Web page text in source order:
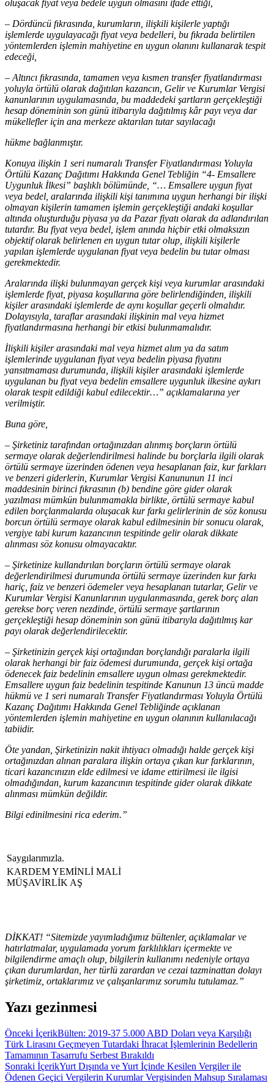
oluşacak fiyat veya bedele uygun olmasını ifade ettiği,
– Dördüncü fıkrasında, kurumların, ilişkili kişilerle yaptığı
işlemlerde uygulayacağı fiyat veya bedelleri, bu fıkrada belirtilen
yöntemlerden işlemin mahiyetine en uygun olanını kullanarak tespit
edeceği,
– Altıncı fıkrasında, tamamen veya kısmen transfer fiyatlandırması
yoluyla örtülü olarak dağıtılan kazancın, Gelir ve Kurumlar Vergisi
kanunlarının uygulamasında, bu maddedeki şartların gerçekleştiği
hesap döneminin son günü itibarıyla dağıtılmış kâr payı veya dar
mükellefler için ana merkeze aktarılan tutar sayılacağı
hükme bağlanmıştır.
Konuya ilişkin 1 seri numaralı Transfer Fiyatlandırması Yoluyla
Örtülü Kazanç Dağıtımı Hakkında Genel Tebliğin “4- Emsallere
Uygunluk İlkesi” başlıklı bölümünde, “… Emsallere uygun fiyat
veya bedel, aralarında ilişkili kişi tanımına uygun herhangi bir ilişki
olmayan kişilerin tamamen işlemin gerçekleştiği andaki koşullar
altında oluşturduğu piyasa ya da Pazar fiyatı olarak da adlandırılan
tutardır. Bu fiyat veya bedel, işlem anında hiçbir etki olmaksızın
objektif olarak belirlenen en uygun tutar olup, ilişkili kişilerle
yapılan işlemlerde uygulanan fiyat veya bedelin bu tutar olması
gerekmektedir.
Aralarında ilişki bulunmayan gerçek kişi veya kurumlar arasındaki
işlemlerde fiyat, piyasa koşullarına göre belirlendiğinden, ilişkili
kişiler arasındaki işlemlerde de aynı koşullar geçerli olmalıdır.
Dolayısıyla, taraflar arasındaki ilişkinin mal veya hizmet
fiyatlandırmasına herhangi bir etkisi bulunmamalıdır.
İlişkili kişiler arasındaki mal veya hizmet alım ya da satım
işlemlerinde uygulanan fiyat veya bedelin piyasa fiyatını
yansıtmaması durumunda, ilişkili kişiler arasındaki işlemlerde
uygulanan bu fiyat veya bedelin emsallere uygunluk ilkesine aykırı
olarak tespit edildiği kabul edilecektir…” açıklamalarına yer
verilmiştir.
Buna göre,
– Şirketiniz tarafından ortağınızdan alınmış borçların örtülü
sermaye olarak değerlendirilmesi halinde bu borçlarla ilgili olarak
örtülü sermaye üzerinden ödenen veya hesaplanan faiz, kur farkları
ve benzeri giderlerin, Kurumlar Vergisi Kanununun 11 inci
maddesinin birinci fıkrasının (b) bendine göre gider olarak
yazılması mümkün bulunmamakla birlikte, örtülü sermaye kabul
edilen borçlanmalarda oluşacak kur farkı gelirlerinin de söz konusu
borcun örtülü sermaye olarak kabul edilmesinin bir sonucu olarak,
vergiye tabi kurum kazancının tespitinde gelir olarak dikkate
alınması söz konusu olmayacaktır.
– Şirketinize kullandırılan borçların örtülü sermaye olarak
değerlendirilmesi durumunda örtülü sermaye üzerinden kur farkı
hariç, faiz ve benzeri ödemeler veya hesaplanan tutarlar, Gelir ve
Kurumlar Vergisi Kanunlarının uygulanmasında, gerek borç alan
gerekse borç veren nezdinde, örtülü sermaye şartlarının
gerçekleştiği hesap döneminin son günü itibarıyla dağıtılmış kar
payı olarak değerlendirilecektir.
– Şirketinizin gerçek kişi ortağından borçlandığı paralarla ilgili
olarak herhangi bir faiz ödemesi durumunda, gerçek kişi ortağa
ödenecek faiz bedelinin emsallere uygun olması gerekmektedir.
Emsallere uygun faiz bedelinin tespitinde Kanunun 13 üncü madde
hükmü ve 1 seri numaralı Transfer Fiyatlandırması Yoluyla Örtülü
Kazanç Dağıtımı Hakkında Genel Tebliğinde açıklanan
yöntemlerden işlemin mahiyetine en uygun olanının kullanılacağı
tabiidir.
Öte yandan, Şirketinizin nakit ihtiyacı olmadığı halde gerçek kişi
ortağınızdan alınan paralara ilişkin ortaya çıkan kur farklarının,
ticari kazancınızın elde edilmesi ve idame ettirilmesi ile ilgisi
olmadığından, kurum kazancının tespitinde gider olarak dikkate
alınması mümkün değildir.
Bilgi edinilmesini rica ederim.”
Saygılarımızla.
KARDEM YEMİNLİ MALİ
MÜŞAVİRLİK AŞ
DİKKAT! “Sitemizde yayımladığımız bültenler, açıklamalar ve
hatırlatmalar, uygulamada yorum farklılıkları içermekte ve
bilgilendirme amaçlı olup, bilgilerin kullanımı nedeniyle ortaya
çıkan durumlardan, her türlü zarardan ve cezai tazminattan dolayı
şirketimiz, ortaklarımız ve çalışanlarımız sorumlu tutulamaz.”
Yazı gezinmesi
Önceki İçerikBülten: 2019-37 5.000 ABD Doları veya Karşılığı
Türk Lirasını Geçmeyen Tutardaki İhracat İşlemlerinin Bedellerin
Tamamının Tasarrufu Serbest Bırakıldı
Sonraki İçerikYurt Dışında ve Yurt İçinde Kesilen Vergiler ile
Ödenen Geçici Vergilerin Kurumlar Vergisinden Mahsup Sıralaması